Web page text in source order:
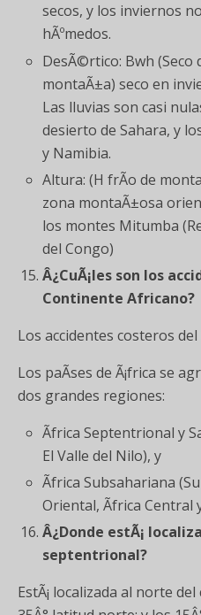
secos, y los inviernos
hÃºmedos.
DesÃ©rtico: Bwh (Seco
montaÃ±a) seco en
Las lluvias son casi
desierto de Sahara, y
y Namibia.
Altura: (H frÃ­o de
zona montaÃ±osa
los montes Mitumba
del Congo)
Â¿CuÃ¡les son los
Continente Africano?
Los accidentes costeros
Los paÃ­ses de Ã¡frica se
dos grandes regiones:
Ãfrica Septentrional y
El Valle del Nilo), y
Ãfrica Subsahariana
Oriental, Ãfrica Central
Â¿Donde estÃ¡
septentrional?
EstÃ¡ localizada al norte